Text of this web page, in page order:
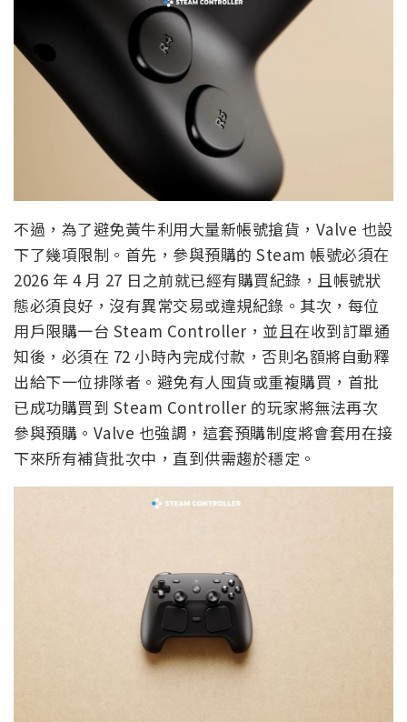
不過，為了避免黃牛利用大量新帳號搶貨，Valve 也設
下了幾項限制。首先，參與預購的 Steam 帳號必須在
2026 年 4 月 27 日之前就已經有購買紀錄，且帳號狀
態必須良好，沒有異常交易或違規紀錄。其次，每位
用戶限購一台 Steam Controller，並且在收到訂單通
知後，必須在 72 小時內完成付款，否則名額將自動釋
出給下一位排隊者。避免有人囤貨或重複購買，首批
已成功購買到 Steam Controller 的玩家將無法再次
參與預購。Valve 也強調，這套預購制度將會套用在接
下來所有補貨批次中，直到供需趨於穩定。